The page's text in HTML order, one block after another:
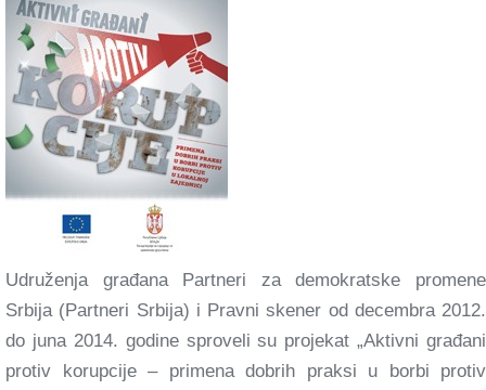
Udruženja građana Partneri za demokratske promene
Srbija (Partneri Srbija) i Pravni skener od decembra 2012.
do juna 2014. godine sproveli su projekat „Aktivni građani
protiv korupcije – primena dobrih praksi u borbi protiv